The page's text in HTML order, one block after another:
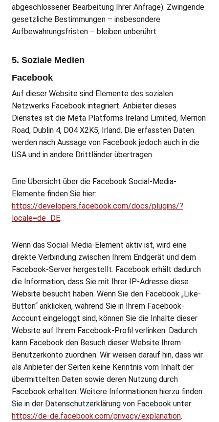
abgeschlossener Bearbeitung Ihrer Anfrage). Zwingende
gesetzliche Bestimmungen – insbesondere
Aufbewahrungsfristen – bleiben unberührt.
5. Soziale Medien
Facebook
Auf dieser Website sind Elemente des sozialen
Netzwerks Facebook integriert. Anbieter dieses
Dienstes ist die Meta Platforms Ireland Limited, Merrion
Road, Dublin 4, D04 X2K5, Irland. Die erfassten Daten
werden nach Aussage von Facebook jedoch auch in die
USA und in andere Drittländer übertragen.
Eine Übersicht über die Facebook Social-Media-
Elemente finden Sie hier:
https://developers.facebook.com/docs/plugins/?
locale=de_DE.
Wenn das Social-Media-Element aktiv ist, wird eine
direkte Verbindung zwischen Ihrem Endgerät und dem
Facebook-Server hergestellt. Facebook erhält dadurch
die Information, dass Sie mit Ihrer IP-Adresse diese
Website besucht haben. Wenn Sie den Facebook „Like-
Button“ anklicken, während Sie in Ihrem Facebook-
Account eingeloggt sind, können Sie die Inhalte dieser
Website auf Ihrem Facebook-Profil verlinken. Dadurch
kann Facebook den Besuch dieser Website Ihrem
Benutzerkonto zuordnen. Wir weisen darauf hin, dass wir
als Anbieter der Seiten keine Kenntnis vom Inhalt der
übermittelten Daten sowie deren Nutzung durch
Facebook erhalten. Weitere Informationen hierzu finden
Sie in der Datenschutzerklärung von Facebook unter:
https://de-de.facebook.com/privacy/explanation.